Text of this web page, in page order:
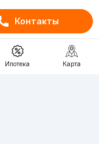
Контакты
Ипотека Карта